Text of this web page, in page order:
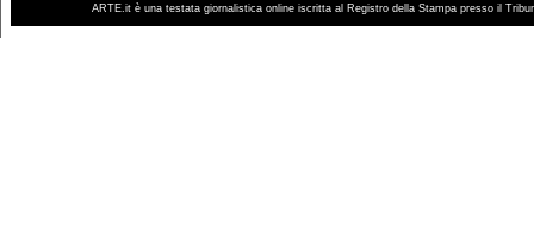
ARTE.it è una testata giornalistica online iscritta al Registro della Stampa presso il